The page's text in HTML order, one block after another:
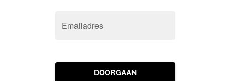
Emailadres
DOORGAAN